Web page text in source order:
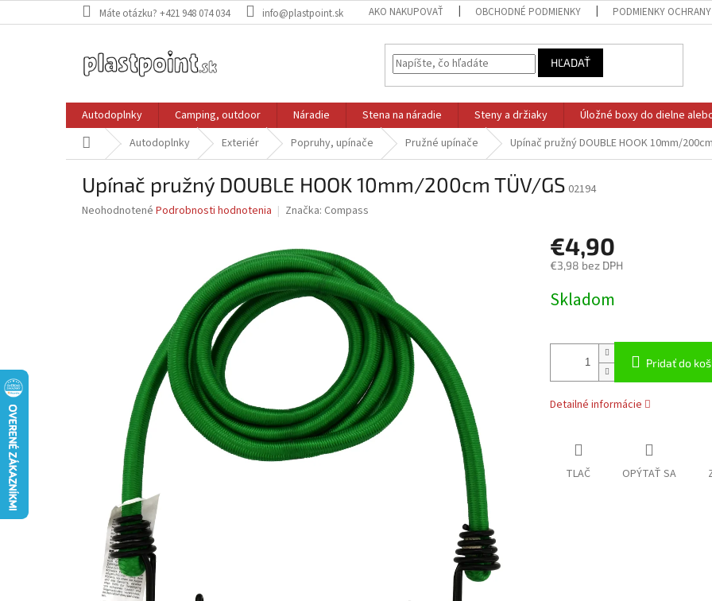
na
Máte otázku? +421 948 074 034 info@plastpoint.sk AKO NAKUPOVAŤ OBCHODNÉ PODMIENKY PODMIENKY OCHRANY
HĽADAŤ
Autodoplnky Camping, outdoor Náradie Stena na náradie Steny a držiaky Úložné boxy do dielne
DomovAutodoplnky Exteriér Popruhy, upínače Pružné upínače Upínač pružný DOUBLE HOOK 10mm/
Upínač pružný DOUBLE HOOK 10mm/200cm TÜV/GS 02194
Priemerné
Neohodnotené Podrobnosti hodnotenia Značka: Compass
€4,90
€3,98 bez DPH
cena:
Skladom
Pridať do
Detailné informácie
TLAČ OPÝTAŤ SA